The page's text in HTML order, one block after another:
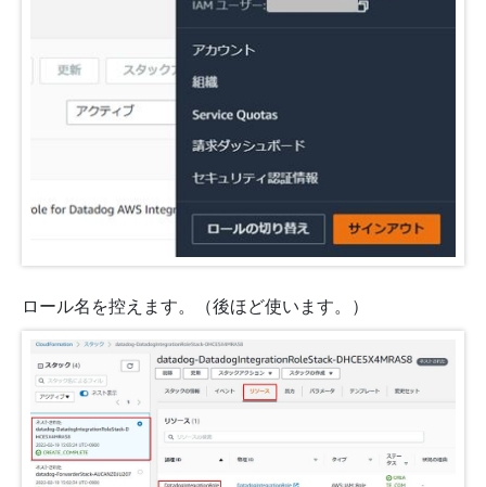
ロール名を控えます。（後ほど使います。）